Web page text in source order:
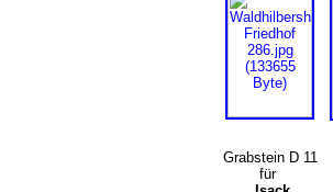
Grabstein D 11
für